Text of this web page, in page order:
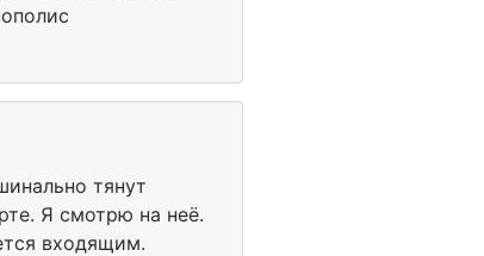
тянут
Я смотрю на неё.
входящим.